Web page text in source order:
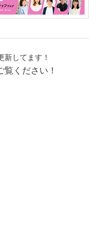
してます！
ください！